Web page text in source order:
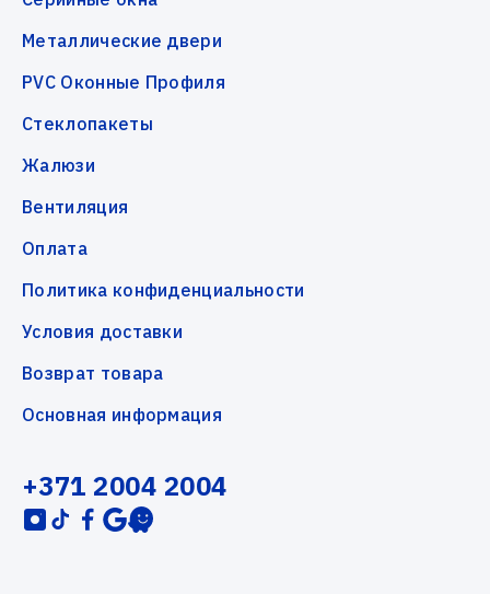
Металлические двери
PVC Оконные Профиля
Стеклопакеты
Жалюзи
Вентиляция
Оплата
Политика конфиденциальности
Условия доставки
Возврат товара
Основная информация
+371 2004 2004